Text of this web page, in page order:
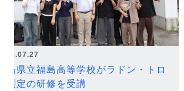
2026.07.27
福島県立福島高等学校がラドン・トロ
ン測定の研修を受講